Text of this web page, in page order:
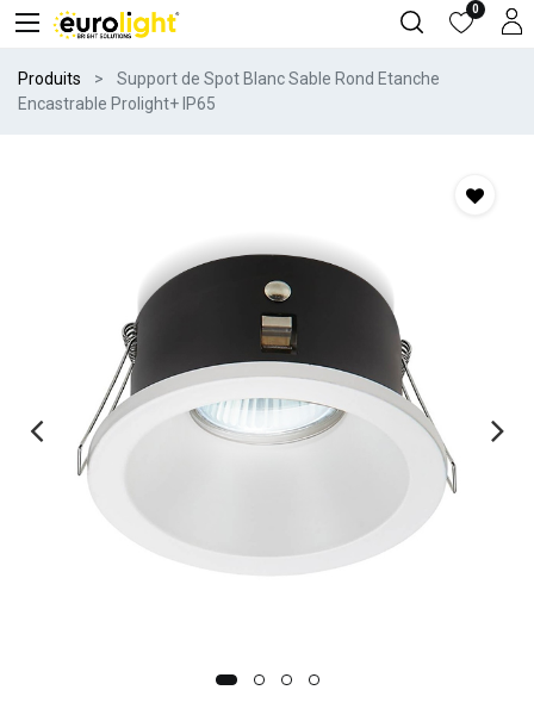
0
Produits
Support de Spot Blanc Sable Rond Etanche
Encastrable Prolight+ IP65